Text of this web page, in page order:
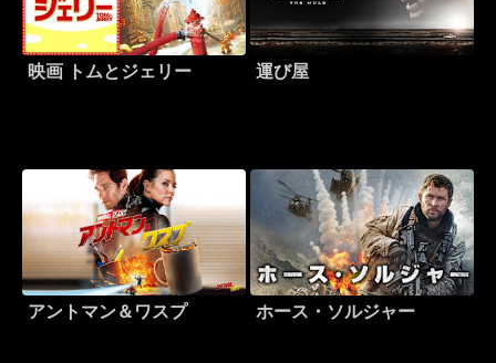
映画 トムとジェリー 運び屋
アントマン＆ワスプ ホース・ソルジャー